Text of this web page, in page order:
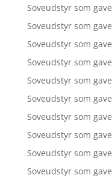
Soveudstyr som gave
Soveudstyr som gave
Soveudstyr som gave
Soveudstyr som gave
Soveudstyr som gave
Soveudstyr som gave
Soveudstyr som gave
Soveudstyr som gave
Soveudstyr som gave
Soveudstyr som gave